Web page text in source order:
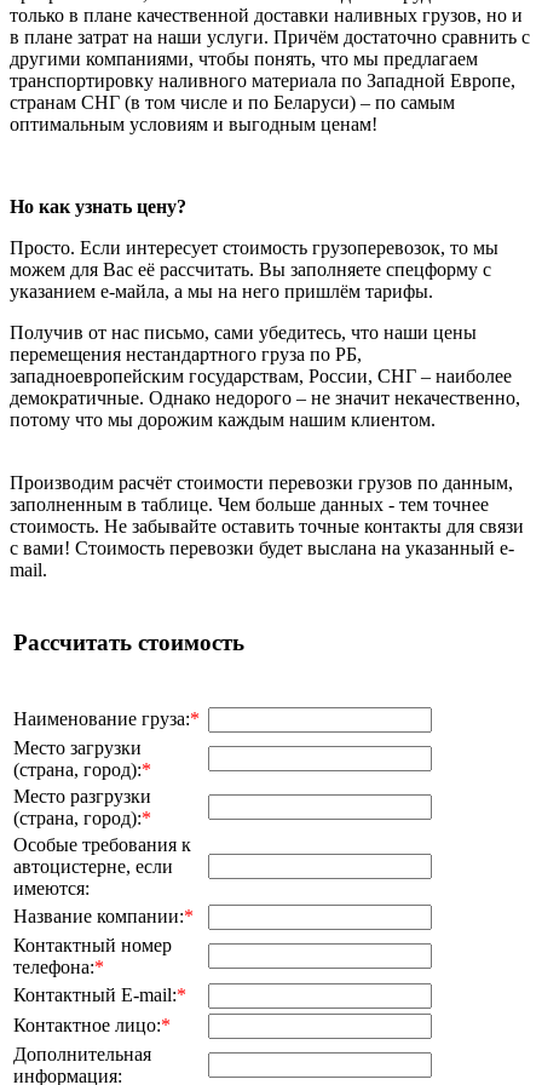
только в плане качественной доставки наливных грузов, но и
в плане затрат на наши услуги. Причём достаточно сравнить с
другими компаниями, чтобы понять, что мы предлагаем
транспортировку наливного материала по Западной Европе,
странам СНГ (в том числе и по Беларуси) – по самым
оптимальным условиям и выгодным ценам!
Но как узнать цену?
Просто. Если интересует стоимость грузоперевозок, то мы
можем для Вас её рассчитать. Вы заполняете спецформу с
указанием е-майла, а мы на него пришлём тарифы.
Получив от нас письмо, сами убедитесь, что наши цены
перемещения нестандартного груза по РБ,
западноевропейским государствам, России, СНГ – наиболее
демократичные. Однако недорого – не значит некачественно,
потому что мы дорожим каждым нашим клиентом.
Производим расчёт стоимости перевозки грузов по данным,
заполненным в таблице. Чем больше данных - тем точнее
стоимость. Не забывайте оставить точные контакты для связи
с вами! Стоимость перевозки будет выслана на указанный e-
mail.
Рассчитать стоимость
Наименование груза:*
Место загрузки
(страна, город):*
Место разгрузки
(страна, город):*
Особые требования к
автоцистерне, если
имеются:
Название компании:*
Контактный номер
телефона:*
Контактный E-mail:*
Контактное лицо:*
Дополнительная
информация: